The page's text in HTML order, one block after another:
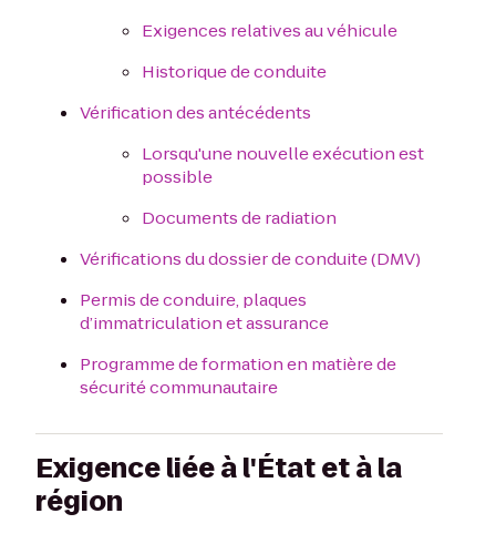
Exigences relatives au véhicule
Historique de conduite
Vérification des antécédents
Lorsqu'une nouvelle exécution est
possible
Documents de radiation
Vérifications du dossier de conduite (DMV)
Permis de conduire, plaques
d’immatriculation et assurance
Programme de formation en matière de
sécurité communautaire
Exigence liée à l'État et à la
région